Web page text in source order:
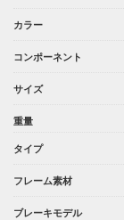
カラー
コンポーネント
サイズ
重量
タイプ
フレーム素材
ブレーキモデル